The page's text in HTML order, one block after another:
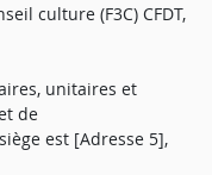
culture (F3C) CFDT,
unitaires et
de
est [Adresse 5],